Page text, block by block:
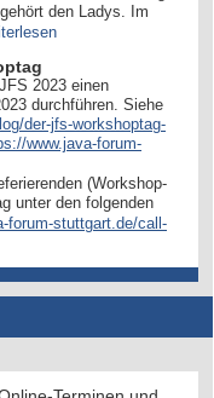
den Ladys. Im
2023 einen
durchführen. Siehe
der-jfs-workshoptag-
www.java-forum-
(Workshop-
unter den folgenden
forum-stuttgart.de/call-